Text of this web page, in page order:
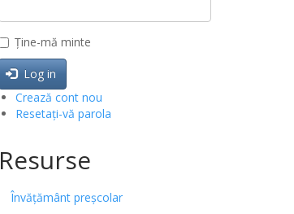
Ține-mă minte
Log in
Crează cont nou
Resetați-vă parola
Resurse
Învățământ preșcolar